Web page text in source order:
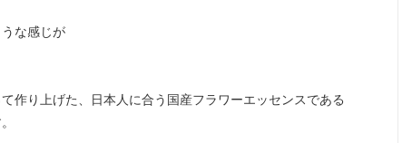
な感じが
作り上げた、日本人に合う国産フラワーエッセンスである